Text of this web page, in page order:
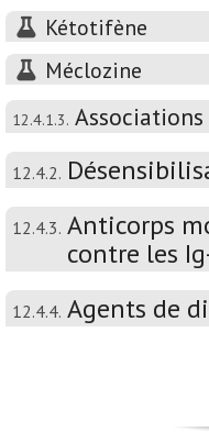
Kétotifène
Méclozine
12.4.1.3. Associations
12.4.2.
12.4.3. Anticorps
contre les
12.4.4. Agents de